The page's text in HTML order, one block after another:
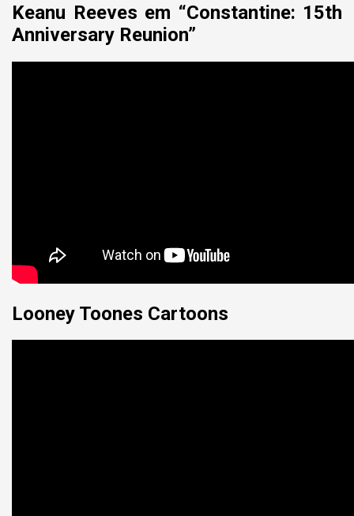
Keanu Reeves em “Constantine: 15th
Anniversary Reunion”
Looney Toones Cartoons